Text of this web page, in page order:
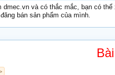
dmec.vn và có thắc mắc, bạn có
bán sản phẩm của mình.